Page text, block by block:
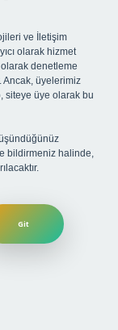
ve İletişim
olarak hizmet
denetleme
Ancak, üyelerimiz
siteye üye olarak bu
bildirmeniz halinde,